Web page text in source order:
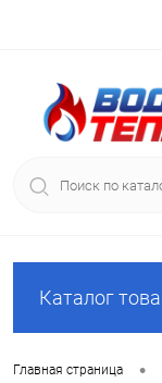
Каталог
Главная страница •